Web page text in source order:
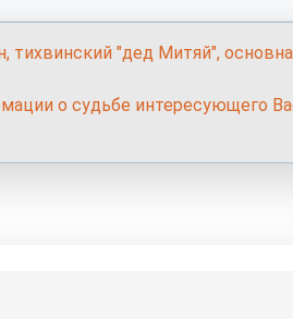
тихвинский "дед Митяй",
о судьбе интересующего